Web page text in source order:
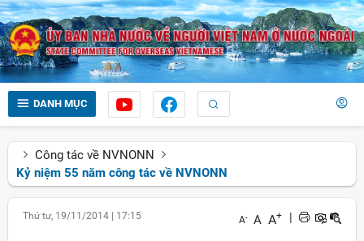
DANH MỤC
Công tác về NVNONN
Kỷ niệm 55 năm công tác về NVNONN
Thứ tư, 19/11/2014 17:15 A- A A+ |